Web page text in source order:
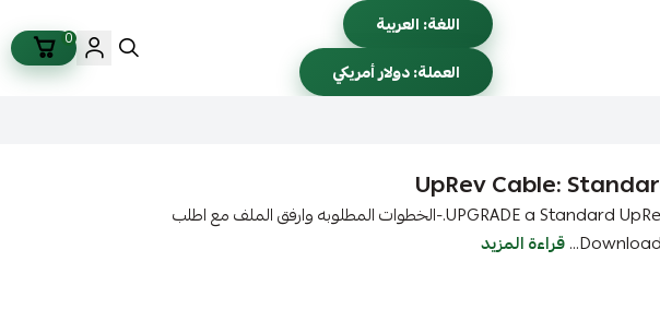
اللغة:العربية
العملة:دولار أمريكي
0
UpRev Cable:
UPGRADE a Standard UpRev cable to the Tuner Edition.-الخطوات المطلوبه وارفق الملف مع اطلب
قراءة المزيد